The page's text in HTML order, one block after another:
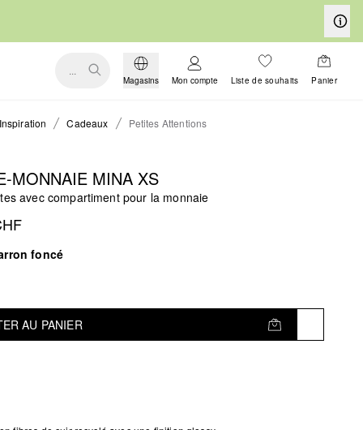
...
Magasins Mon compte Liste de souhaits Panier
Inspiration Cadeaux Petites Attentions
MONNAIE MINA XS
avec compartiment pour la monnaie
foncé
AU PANIER